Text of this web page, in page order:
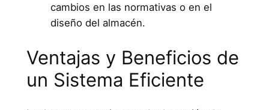
cambios en las normativas o en el
diseño del almacén.
Ventajas y Beneficios de
un Sistema Eficiente